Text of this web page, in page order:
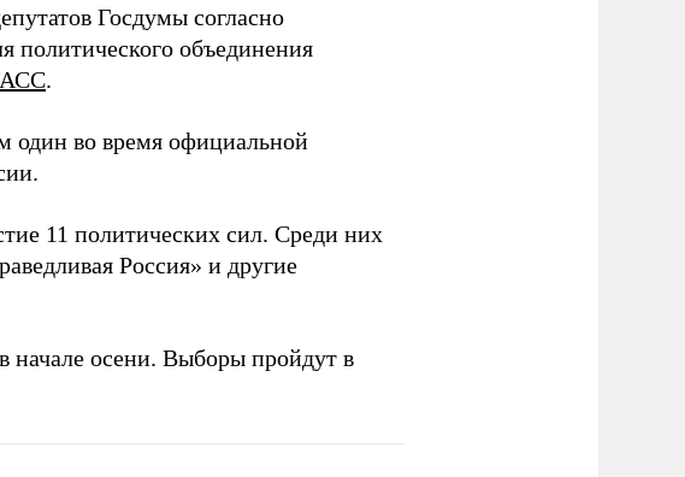
Госдумы согласно
политического объединения
.
один во время официальной
11 политических сил. Среди них
Россия» и другие
начале осени. Выборы пройдут в